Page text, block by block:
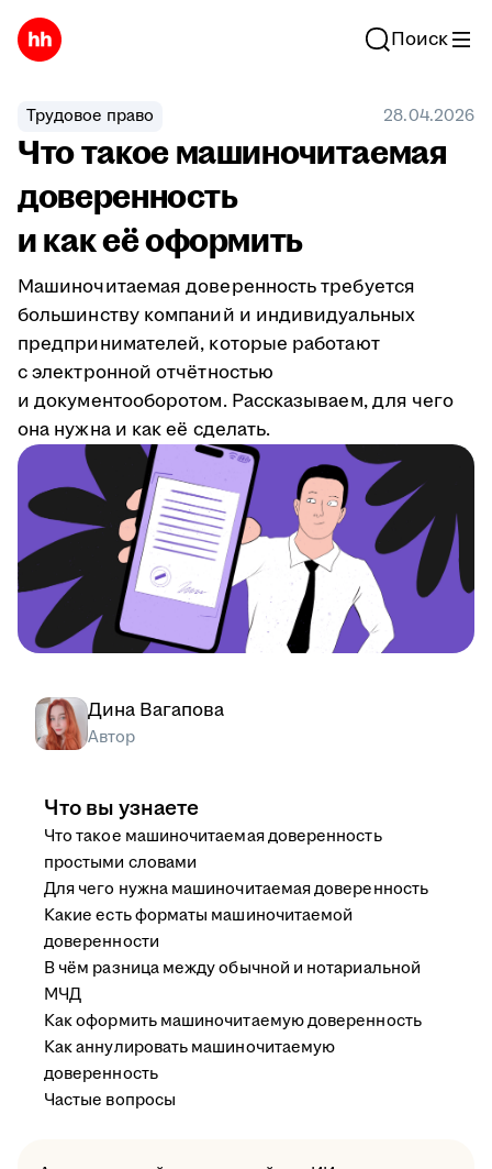
Поиск
Трудовое право 28.04.2026
Что такое машиночитаемая
доверенность
и как её оформить
Машиночитаемая доверенность требуется
большинству компаний и индивидуальных
предпринимателей, которые работают
с электронной отчётностью
и документооборотом. Рассказываем, для чего
она нужна и как её сделать.
Дина Вагапова
Автор
Что вы узнаете
Что такое машиночитаемая доверенность
простыми словами
Для чего нужна машиночитаемая доверенность
Какие есть форматы машиночитаемой
доверенности
В чём разница между обычной и нотариальной
МЧД
Как оформить машиночитаемую доверенность
Как аннулировать машиночитаемую
доверенность
Частые вопросы